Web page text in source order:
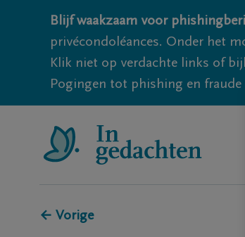
Blijf waakzaam voor
privécondoléances. Onder het
Klik niet op verdachte links of
Pogingen tot phishing en
← Vorige